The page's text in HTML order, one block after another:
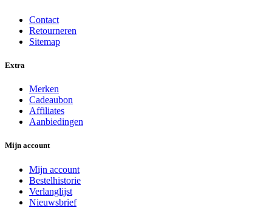
Contact
Retourneren
Sitemap
Extra
Merken
Cadeaubon
Affiliates
Aanbiedingen
Mijn account
Mijn account
Bestelhistorie
Verlanglijst
Nieuwsbrief